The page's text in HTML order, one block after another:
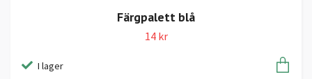
Färgpalett blå
14 kr
I lager